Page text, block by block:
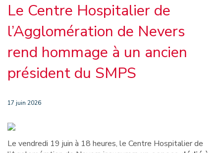
Le Centre Hospitalier de
l’Agglomération de Nevers
rend hommage à un ancien
président du SMPS
17 juin 2026
Le vendredi 19 juin à 18 heures, le Centre Hospitalier de